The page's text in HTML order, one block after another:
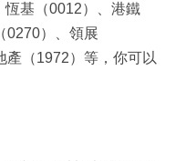
恆基（0012）、港鐵
0270）、領展
產（1972）等，你可以